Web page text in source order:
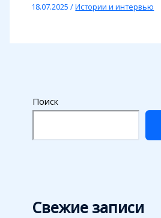
18.07.2025/Истории и интервью
Поиск
Свежие записи